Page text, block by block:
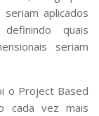
aplicados
quais
seriam
o Project Based
cada vez mais